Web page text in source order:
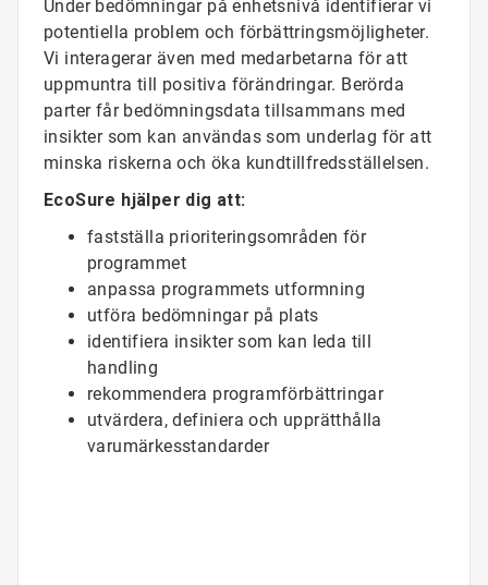
Under bedömningar på enhetsnivå identifierar vi
potentiella problem och förbättringsmöjligheter.
Vi interagerar även med medarbetarna för att
uppmuntra till positiva förändringar. Berörda
parter får bedömningsdata tillsammans med
insikter som kan användas som underlag för att
minska riskerna och öka kundtillfredsställelsen.
EcoSure hjälper dig att:
fastställa prioriteringsområden för
programmet
anpassa programmets utformning
utföra bedömningar på plats
identifiera insikter som kan leda till
handling
rekommendera programförbättringar
utvärdera, definiera och upprätthålla
varumärkesstandarder